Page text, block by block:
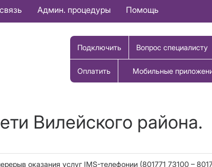
Админ. процедуры Помощь
Подключить Вопрос специалисту
Оплатить Мобильные
Вилейского района.
оказания услуг IMS-телефонии (801771 73100 –